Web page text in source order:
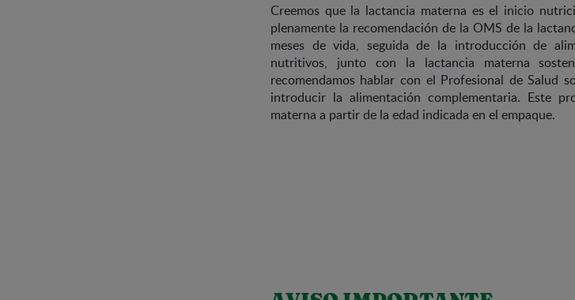
Creemos que la lactancia materna es el inicio
plenamente la recomendación de la OMS de la
meses de vida, seguida de la introducción de
nutritivos, junto con la lactancia materna
recomendamos hablar con el Profesional de Salud
introducir la alimentación complementaria. Este
materna a partir de la edad indicada en el empaque.